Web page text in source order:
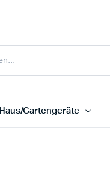
Haus/Gartengeräte